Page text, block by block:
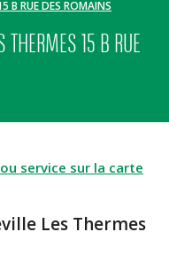
RUE DES ROMAINS
THERMES 15 B RUE
service sur la carte
Les Thermes